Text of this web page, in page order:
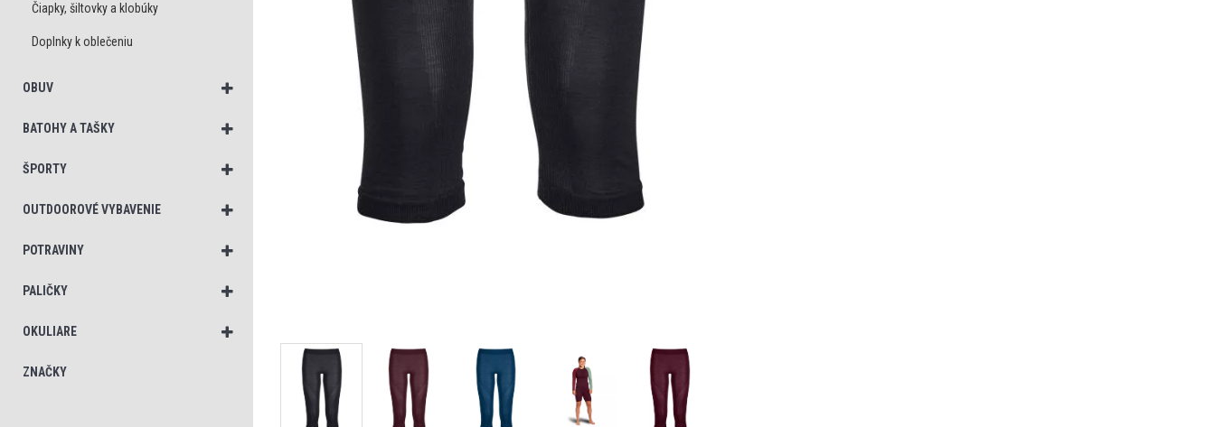
Čiapky, šiltovky a klobúky
Doplnky k oblečeniu
OBUV
BATOHY A TAŠKY
ŠPORTY
OUTDOOROVÉ VYBAVENIE
POTRAVINY
PALIČKY
OKULIARE
ZNAČKY